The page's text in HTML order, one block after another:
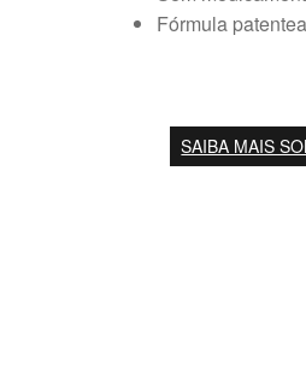
Fórmula
SAIBA MAIS